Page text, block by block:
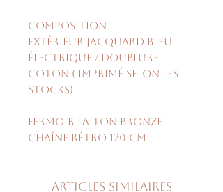
Composition
Extérieur jacquard bleu
électrique / doublure
coton ( imprimé selon les
stocks)
fermoir laiton bronze
chaîne rétro 120 cm
Articles similaires